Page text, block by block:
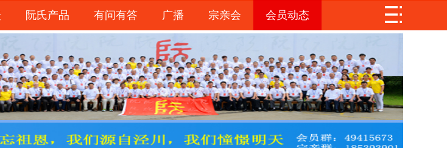
阮氏产品 有问有答 广播 宗亲会 会员动态